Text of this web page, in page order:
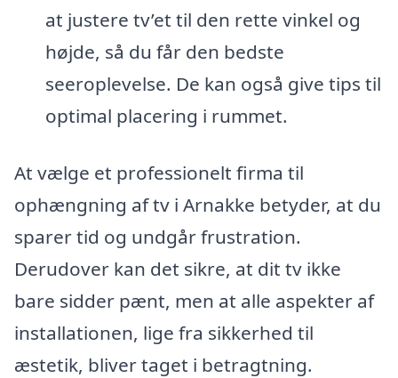
at justere tv’et til den rette vinkel og
højde, så du får den bedste
seeroplevelse. De kan også give tips til
optimal placering i rummet.
At vælge et professionelt firma til
ophængning af tv i Arnakke betyder, at du
sparer tid og undgår frustration.
Derudover kan det sikre, at dit tv ikke
bare sidder pænt, men at alle aspekter af
installationen, lige fra sikkerhed til
æstetik, bliver taget i betragtning.